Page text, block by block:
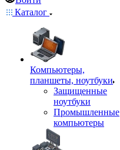
Каталог
Компьютеры,
планшеты, ноутбуки
Защищенные
ноутбуки
Промышленные
компьютеры